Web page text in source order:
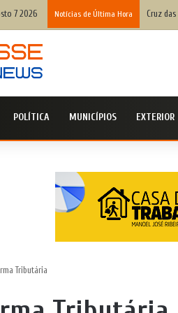
7 2026 Notícias de Última Hora Defesa
POLÍTICA MUNICÍPIOS EXTERIOR
Tributária